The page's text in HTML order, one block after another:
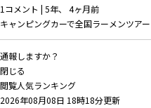
1コメント | 5年、 4ヶ月前
キャンピングカーで全国ラーメンツア
通報しますか？
閉じる
閲覧人気ランキング
2026年08月08日 18時18分更新